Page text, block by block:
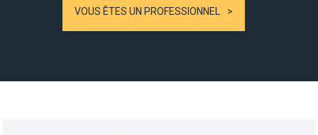
VOUS ÊTES UN PROFESSIONNEL